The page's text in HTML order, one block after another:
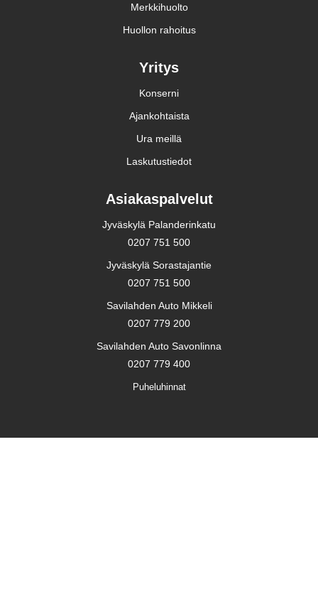
Merkkihuolto
Huollon rahoitus
Yritys
Konserni
Ajankohtaista
Ura meillä
Laskutustiedot
Asiakaspalvelut
Jyväskylä Palanderinkatu
0207 751 500
Jyväskylä Sorastajantie
0207 751 500
Savilahden Auto Mikkeli
0207 779 200
Savilahden Auto Savonlinna
0207 779 400
Puheluhinnat